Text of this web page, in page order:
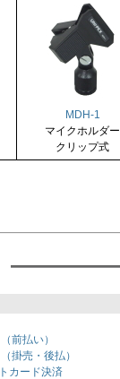
MDH-1
マイクホルダー
クリップ式
前払い）
掛売・後払）
カード決済